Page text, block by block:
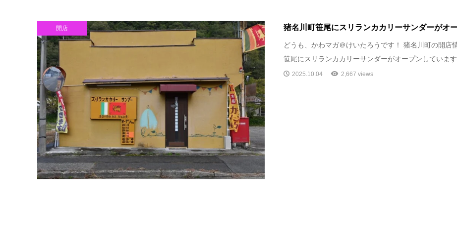
開店 猪名川町笹尾にスリランカカリーサンダーがオ
どうも、かわマガ＠けいたろうです！ 猪名川町の開店
笹尾にスリランカカリーサンダーがオープンしています
2025.10.04 2,667 views